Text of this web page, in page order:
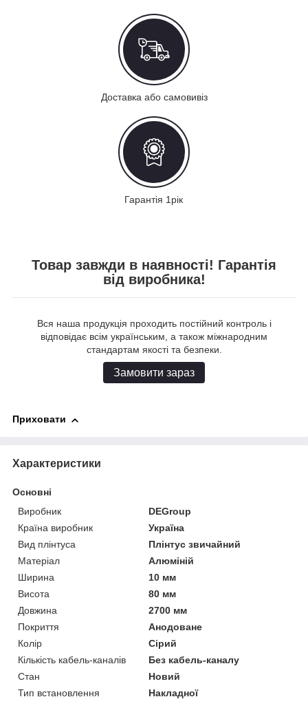
Доставка або самовивіз
Гарантія 1рік
Товар завжди в наявності! Гарантія
від виробника!
Вся наша продукція проходить постійний контроль і
відповідає всім українським, а також міжнародним
стандартам якості та безпеки.
Замовити зараз
Приховати
Характеристики
Основні
Виробник
DEGroup
Країна виробник
Україна
Вид плінтуса
Плінтус звичайний
Матеріал
Алюміній
Ширина
10 мм
Висота
80 мм
Довжина
2700 мм
Покриття
Анодоване
Колір
Сірий
Кількість кабель-каналів
Без кабель-каналу
Стан
Новий
Тип встановлення
Накладної